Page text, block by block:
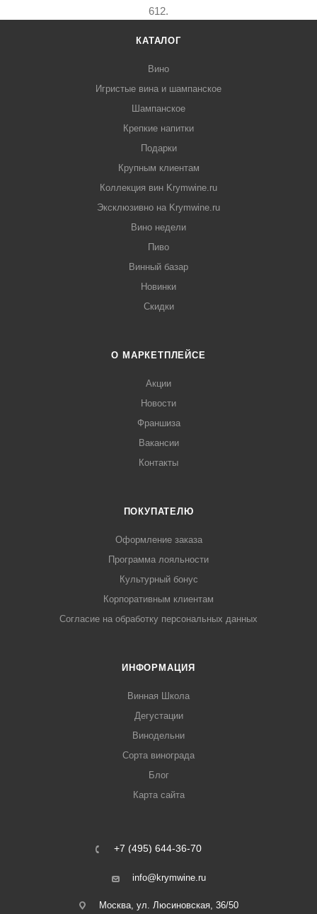
612.
КАТАЛОГ
Вино
Игристые вина и шампанское
Шампанское
Крепкие напитки
Подарки
Крупным клиентам
Коллекция вин Krymwine.ru
Эксклюзивно на Krymwine.ru
Вино недели
Пиво
Винный базар
Новинки
Скидки
О МАРКЕТПЛЕЙСЕ
Акции
Новости
Франшиза
Вакансии
Контакты
ПОКУПАТЕЛЮ
Оформление заказа
Программа лояльности
Культурный бонус
Корпоративным клиентам
Согласие на обработку персональных данных
ИНФОРМАЦИЯ
Винная Школа
Дегустации
Винодельни
Сорта винограда
Блог
Карта сайта
+7 (495) 644-36-70
info@krymwine.ru
Москва, ул. Люсиновская, 36/50